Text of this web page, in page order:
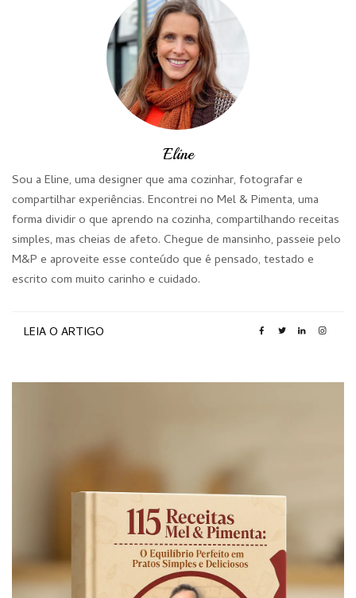
Eline
Sou a Eline, uma designer que ama cozinhar, fotografar e
compartilhar experiências. Encontrei no Mel & Pimenta, uma
forma dividir o que aprendo na cozinha, compartilhando receitas
simples, mas cheias de afeto. Chegue de mansinho, passeie pelo
M&P e aproveite esse conteúdo que é pensado, testado e
escrito com muito carinho e cuidado.
LEIA O ARTIGO